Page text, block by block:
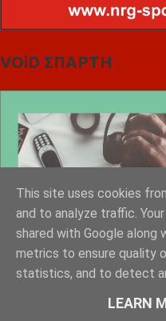
VOiD ΣΠΑΡΤΗ
This site uses cookies
and to analyze traffic.
shared with Google along
metrics to ensure quality
statistics, and to detect
LEARN